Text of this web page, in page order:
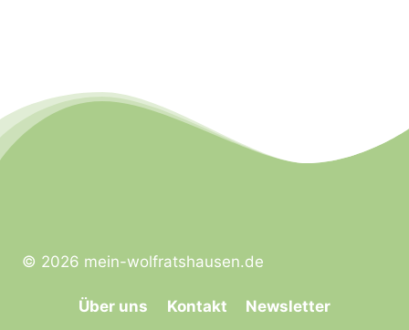
© 2026 mein-wolfratshausen.de
Über uns Kontakt Newsletter